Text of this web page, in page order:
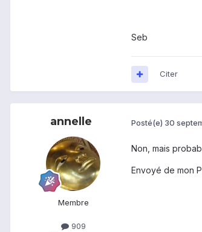
Seb
Citer
annelle
Membre
909
Posté(e) 30
Non, mais
Envoyé de mon